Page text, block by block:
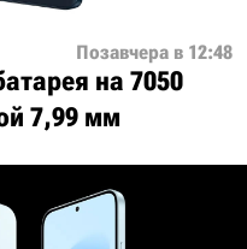
Позавчера в 12:48
на 7050
7,99 мм